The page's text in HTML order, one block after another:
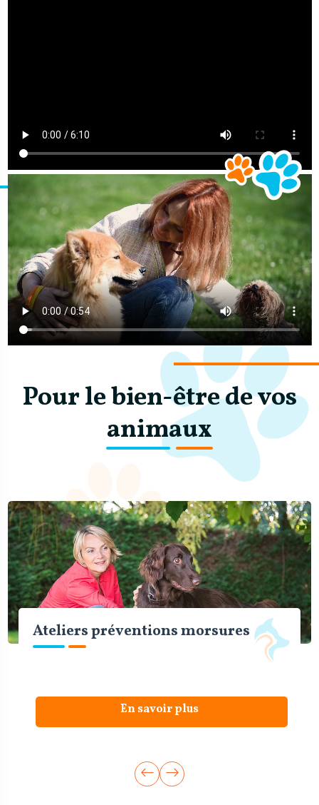
Pour le bien-être de vos
animaux
Ateliers préventions morsures
En savoir plus